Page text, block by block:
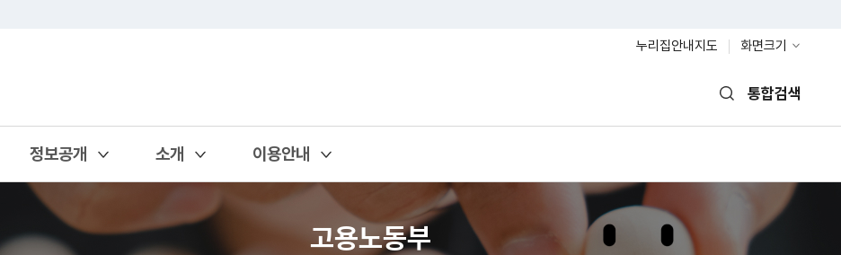
누리집안내지도
화면크기
통합검색
정보공개
열기
소개
열기
이용안내
열기
고용노동부